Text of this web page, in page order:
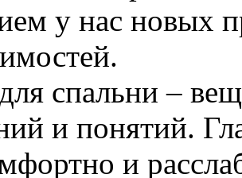
у нас новых
спальни –
и понятий.
и